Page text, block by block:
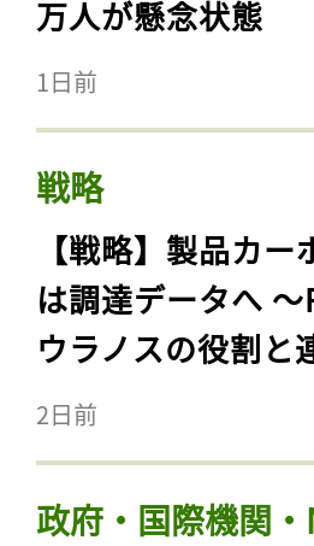
万人が懸念状態
1日前
戦略
【戦略】製品カ
は調達データへ
ウラノスの役割と
2日前
政府・国際機関・